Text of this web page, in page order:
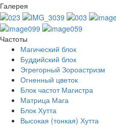
Галерея
Частоты
Магический блок
Буддийский блок
Эгрегорный Зороастризм
Огненный цветок
Блок частот Магистра
Матрица Мага
Блок Хутта
Высокая (тонкая) Хутта